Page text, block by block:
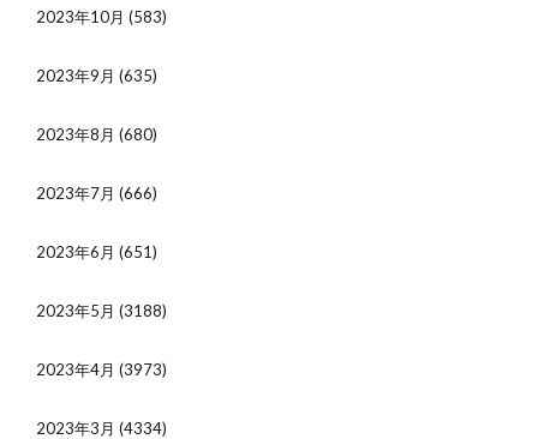
2023年10月 (583)
2023年9月 (635)
2023年8月 (680)
2023年7月 (666)
2023年6月 (651)
2023年5月 (3188)
2023年4月 (3973)
2023年3月 (4334)